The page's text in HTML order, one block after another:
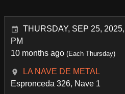
THURSDAY, SEP 25,
PM
10 months ago (Each Thursday)
LA NAVE DE METAL
Espronceda 326, Nave 1